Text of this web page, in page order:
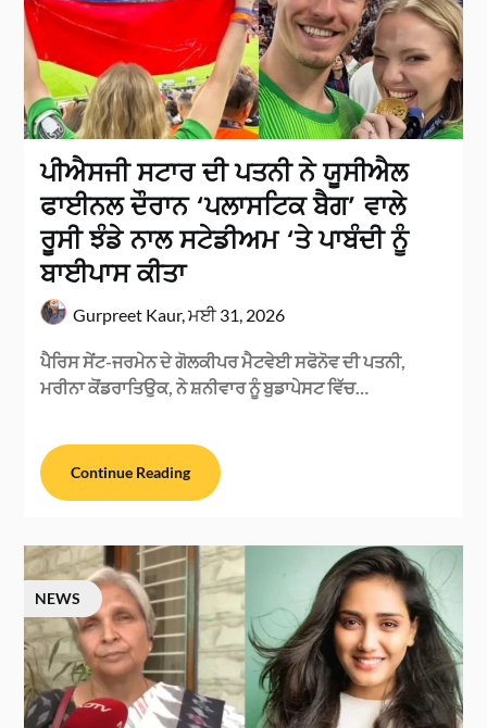
ਪੀਐਸਜੀ ਸਟਾਰ ਦੀ ਪਤਨੀ ਨੇ ਯੂਸੀਐਲ
ਫਾਈਨਲ ਦੌਰਾਨ ‘ਪਲਾਸਟਿਕ ਬੈਗ’ ਵਾਲੇ
ਰੂਸੀ ਝੰਡੇ ਨਾਲ ਸਟੇਡੀਅਮ ‘ਤੇ ਪਾਬੰਦੀ ਨੂੰ
ਬਾਈਪਾਸ ਕੀਤਾ
Gurpreet Kaur,ਮਈ 31, 2026
ਪੈਰਿਸ ਸੇਂਟ-ਜਰਮੇਨ ਦੇ ਗੋਲਕੀਪਰ ਮੈਟਵੇਈ ਸਫੋਨੋਵ ਦੀ ਪਤਨੀ,
ਮਰੀਨਾ ਕੋਂਡਰਾਤਿਉਕ, ਨੇ ਸ਼ਨੀਵਾਰ ਨੂੰ ਬੁਡਾਪੇਸਟ ਵਿੱਚ…
Continue Reading
NEWS